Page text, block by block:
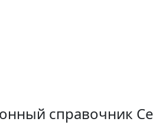
справочник